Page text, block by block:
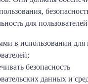
для
в использовании
безопасность
данных и